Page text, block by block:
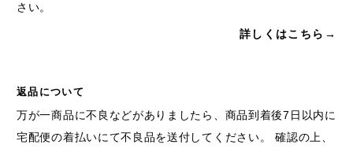
さい。
詳しくはこちら→
返品について
万が一商品に不良などがありましたら、商品到着後7日以内に
宅配便の着払いにて不良品を送付してください。 確認の上、